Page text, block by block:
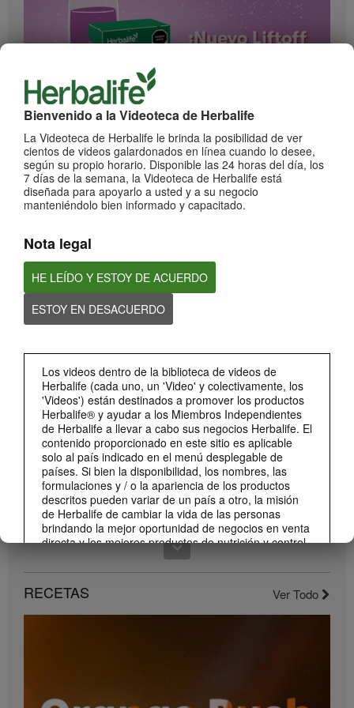
Bienvenido a la Videoteca de Herbalife
La Videoteca de Herbalife le brinda la posibilidad de ver
cientos de videos galardonados en línea cuando lo desee,
según su propio horario. Disponible las 24 horas del día, los
7 días de la semana, la Videoteca de Herbalife está
diseñada para apoyarlo a usted y a su negocio
manteniéndolo bien informado y capacitado.
Nota legal
HE LEÍDO Y ESTOY DE ACUERDO
ESTOY EN DESACUERDO
Los videos dentro de la biblioteca de videos de
Herbalife (cada uno, un 'Video' y colectivamente, los
'Videos') están destinados a promover los productos
Herbalife® y ayudar a los Miembros Independientes
de Herbalife a llevar a cabo sus negocios Herbalife. El
contenido proporcionado en este sitio es aplicable
solo al país indicado en el menú desplegable de
países. Si bien la disponibilidad, los nombres, las
formulaciones y / o la apariencia de los productos
descritos pueden variar de un país a otro, la misión
de Herbalife de cambiar la vida de las personas
brindando la mejor oportunidad de negocios en venta
directa y los mejores productos de nutrición y control
de peso son aplicable en todas partes.
experiencias de ganancias de varios Miembros
¡Impulsa cada momento! Nuevo Liftoff sabor Moras
Conoce el nuevo sabor mora de esta bebida efervescente que le dará impulso a
cada momento
¡Dale un impulso a tu día con los nuevos sabores de Liftoff!
Conoce los nuevos sabores de Liftoff: naranja y frutas tropicales.
Compártelo con todos tus clientes y conocidos.
RECETAS Ver Todo